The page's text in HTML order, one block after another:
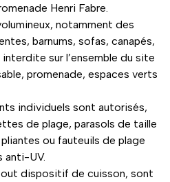
Henri Fabre.
notamment des
barnums, sofas, canapés,
sur l’ensemble du site
promenade, espaces verts
individuels sont autorisés,
de plage, parasols de taille
ou fauteuils de plage
anti-UV.
dispositif de cuisson, sont